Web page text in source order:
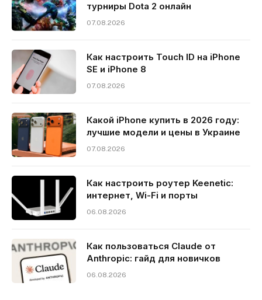
турниры Dota 2 онлайн
07.08.2026
Как настроить Touch ID на iPhone
SE и iPhone 8
07.08.2026
Какой iPhone купить в 2026 году:
лучшие модели и цены в Украине
07.08.2026
Как настроить роутер Keenetic:
интернет, Wi-Fi и порты
06.08.2026
Как пользоваться Claude от
Anthropic: гайд для новичков
06.08.2026